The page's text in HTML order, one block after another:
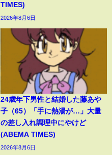
TIMES)
2026年8月6日
24歳年下男性と結婚した藤あや
子（65）「手に熱湯が…」大量
の差し入れ調理中にやけど
(ABEMA TIMES)
2026年8月6日